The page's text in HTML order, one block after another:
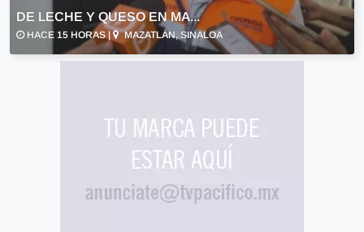
DE LECHE Y QUESO EN MA...
HACE 15 HORAS | MAZATLÁN, SINALOA